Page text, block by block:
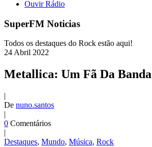
Ouvir Rádio
SuperFM Noticias
Todos os destaques do Rock estão aqui!
24Abril 2022
Metallica: Um Fã Da
|
De nuno.santos
|
0 Comentários
|
Destaques, Mundo, Música, Rock